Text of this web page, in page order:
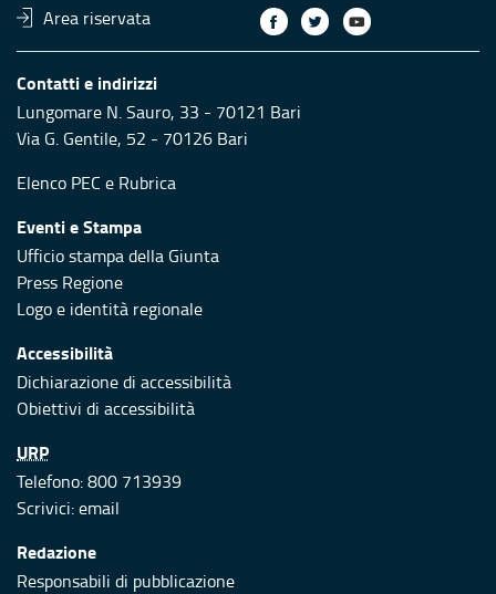
Area riservata
Contatti e indirizzi
Lungomare N. Sauro, 33 - 70121 Bari
Via G. Gentile, 52 - 70126 Bari
Elenco PEC e Rubrica
Eventi e Stampa
Ufficio stampa della Giunta
Press Regione
Logo e identità regionale
Accessibilità
Dichiarazione di accessibilità
Obiettivi di accessibilità
URP
Telefono: 800 713939
Scrivici:email
Redazione
Responsabili di pubblicazione